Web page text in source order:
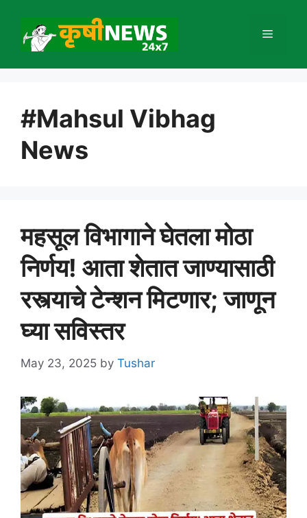
content
Menu
#Mahsul Vibhag
News
महसूल विभागाने घेतला मोठा
निर्णय! आता शेतात जाण्यासाठी
रस्त्याचे टेन्शन मिटणार; जाणून
घ्या सविस्तर
May 23, 2025 by Tushar